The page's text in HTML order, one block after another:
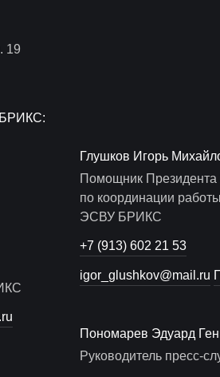
19
БРИКС:
Глушков Игорь
Помощник
по координации
ЭСВУ БРИКС
+7 (913) 602 21 53
igor_glushkov@mail.ru
Пономарев Эдуард
Руководитель пресс-